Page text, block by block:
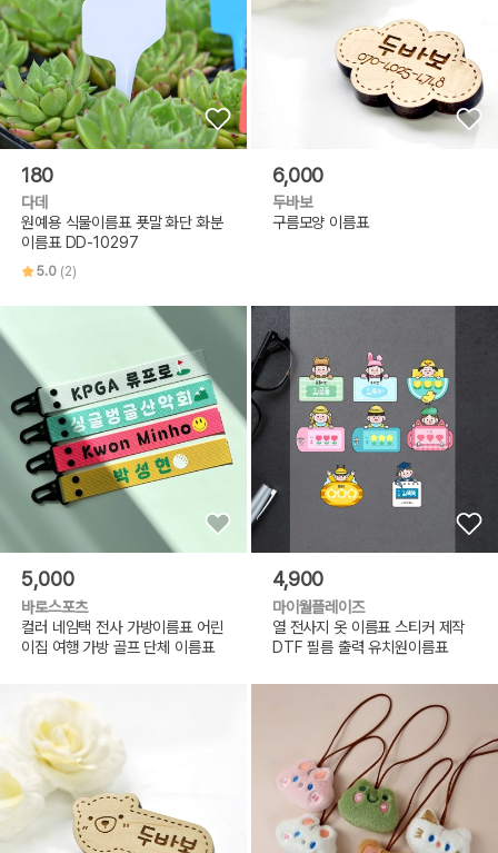
180
다데
원예용 식물이름표 푯말 화단 화분
이름표 DD-10297
5.0 (2)
6,000
두바보
구름모양 이름표
5,000
바로스포츠
컬러 네임택 전사 가방이름표 어린
이집 여행 가방 골프 단체 이름표
4,900
마이월플레이즈
열 전사지 옷 이름표 스티커 제작
DTF 필름 출력 유치원이름표